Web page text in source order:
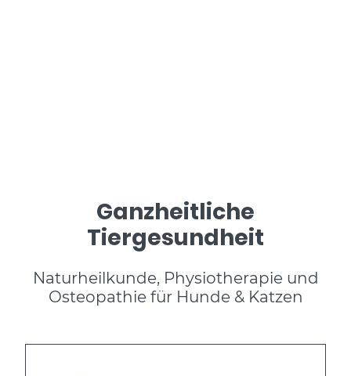
Ganzheitliche
Tiergesundheit
Naturheilkunde, Physiotherapie und
Osteopathie für Hunde & Katzen